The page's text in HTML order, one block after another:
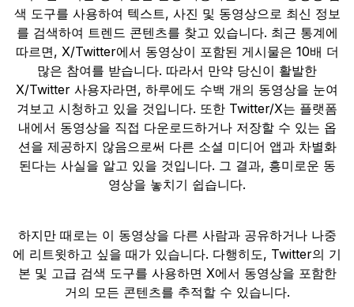
색 도구를 사용하여 텍스트, 사진 및 동영상으로 최신 정보
를 검색하여 트렌드 콘텐츠를 찾고 있습니다. 최근 통계에
따르면, X/Twitter에서 동영상이 포함된 게시물은 10배 더
많은 참여를 받습니다. 따라서 만약 당신이 활발한
X/Twitter 사용자라면, 하루에도 수백 개의 동영상을 눈여
겨보고 시청하고 있을 것입니다. 또한 Twitter/X는 플랫폼
내에서 동영상을 직접 다운로드하거나 저장할 수 있는 옵
션을 제공하지 않음으로써 다른 소셜 미디어 앱과 차별화
된다는 사실을 알고 있을 것입니다. 그 결과, 흥미로운 동
영상을 놓치기 쉽습니다.
하지만 때로는 이 동영상을 다른 사람과 공유하거나 나중
에 리트윗하고 싶을 때가 있습니다. 다행히도, Twitter의 기
본 및 고급 검색 도구를 사용하면 X에서 동영상을 포함한
거의 모든 콘텐츠를 추적할 수 있습니다.